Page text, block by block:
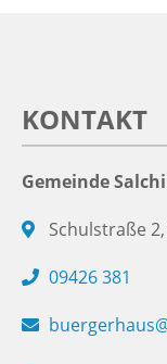
KONTAKT
Gemeinde
Schulstraße
09426 381